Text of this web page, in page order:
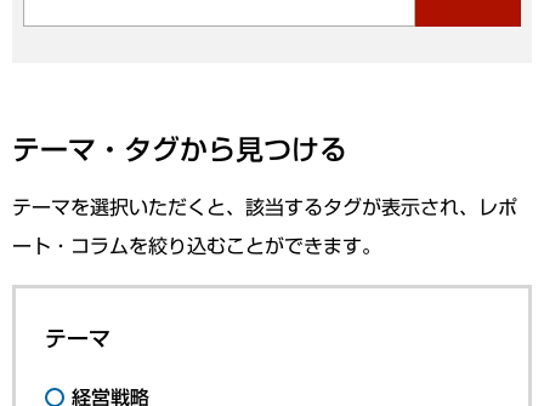
テーマ・タグから見つける
テーマを選択いただくと、該当するタグが表示され、レポ
ート・コラムを絞り込むことができます。
テーマ
経営戦略